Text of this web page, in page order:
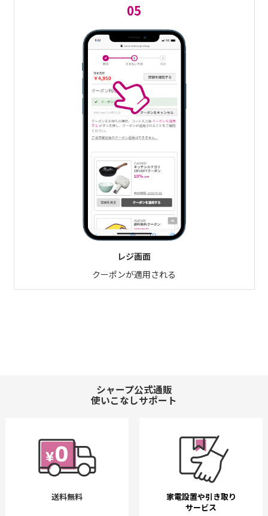
05
レジ画面
クーポンが適用される
シャープ公式通販
使いこなしサポート
送料無料
家電設置や引き取り
サービス